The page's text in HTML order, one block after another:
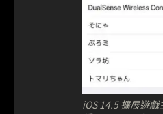
iOS 14.5 擴展遊